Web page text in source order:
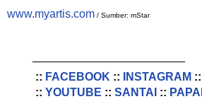
www.myartis.com / Sumber: mStar
:: FACEBOOK :: INSTAGRAM ::
:: YOUTUBE :: SANTAI ::